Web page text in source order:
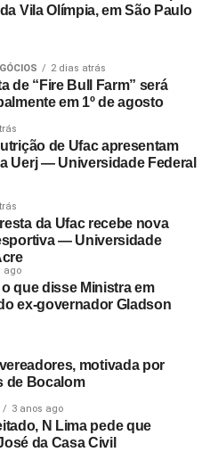
Vila Olímpia, em São Paulo
2 dias atrás
de “Fire Bull Farm” será
em 1º de agosto
de Ufac apresentam
Uerj — Universidade Federal
da Ufac recebe nova
— Universidade
ago
o que disse Ministra em
ex-governador Gladson
motivada por
de Bocalom
3 anos ago
N Lima pede que
da Casa Civil